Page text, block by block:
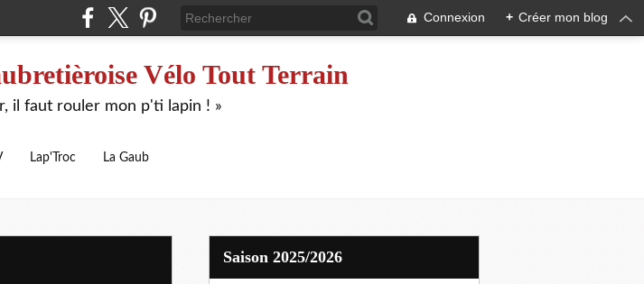
Connexion + Créer mon blog
Vélo Tout Terrain
il faut rouler mon p'ti lapin ! »
Lap'Troc La Gaub
Saison 2025/2026